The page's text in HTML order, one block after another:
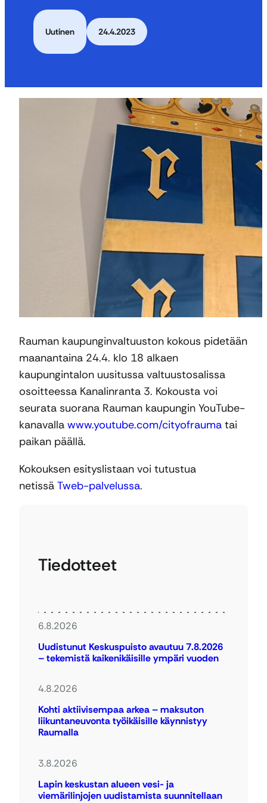
Uutinen 24.4.2023
Rauman kaupunginvaltuuston kokous pidetään
maanantaina 24.4. klo 18 alkaen
kaupungintalon uusitussa valtuustosalissa
osoitteessa Kanalinranta 3. Kokousta voi
seurata suorana Rauman kaupungin YouTube-
kanavalla www.youtube.com/cityofrauma tai
paikan päällä.
Kokouksen esityslistaan voi tutustua
netissä Tweb-palvelussa.
Tiedotteet
6.8.2026
Uudistunut Keskuspuisto avautuu 7.8.2026
– tekemistä kaikenikäisille ympäri vuoden
4.8.2026
Kohti aktiivisempaa arkea – maksuton
liikuntaneuvonta työikäisille käynnistyy
Raumalla
3.8.2026
Lapin keskustan alueen vesi- ja
viemärilinjojen uudistamista suunnitellaan